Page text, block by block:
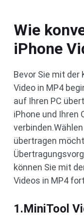
Wie
iPhone
Bevor Sie mit der
Video in MP4
auf Ihren PC
iPhone und Ihren
übertragen
können Sie mit
Videos in MP4
1.MiniTool